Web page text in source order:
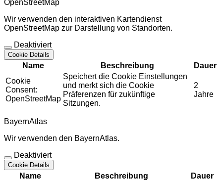
OpenStreetMap
Wir verwenden den interaktiven Kartendienst
OpenStreetMap zur Darstellung von Standorten.
Deaktiviert
Cookie Details
Name Beschreibung
Dauer
Cookie
Consent:
OpenStreetMap
Speichert die Cookie Einstellungen
und merkt sich die Cookie
Präferenzen für zukünftige
Sitzungen.
2
Jahre
BayernAtlas
Wir verwenden den BayernAtlas.
Deaktiviert
Cookie Details
Name Beschreibung
Dauer